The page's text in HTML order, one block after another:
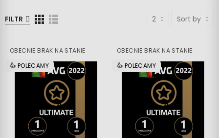
FILTR 2 Sort by
OBECNIE BRAK NA STANIE
👍 POLECAMY
OBECNIE BRAK NA STANIE
👍 POLECAMY